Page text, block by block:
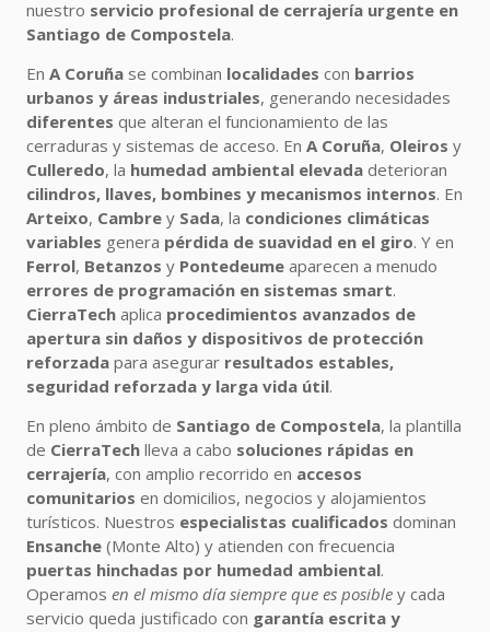
nuestro servicio profesional de cerrajería urgente en
Santiago de Compostela.
En A Coruña se combinan localidades con barrios
urbanos y áreas industriales, generando necesidades
diferentes que alteran el funcionamiento de las
cerraduras y sistemas de acceso. En A Coruña, Oleiros y
Culleredo, la humedad ambiental elevada deterioran
cilindros, llaves, bombines y mecanismos internos. En
Arteixo, Cambre y Sada, la condiciones climáticas
variables genera pérdida de suavidad en el giro. Y en
Ferrol, Betanzos y Pontedeume aparecen a menudo
errores de programación en sistemas smart.
CierraTech aplica procedimientos avanzados de
apertura sin daños y dispositivos de protección
reforzada para asegurar resultados estables,
seguridad reforzada y larga vida útil.
En pleno ámbito de Santiago de Compostela, la plantilla
de CierraTech lleva a cabo soluciones rápidas en
cerrajería, con amplio recorrido en accesos
comunitarios en domicilios, negocios y alojamientos
turísticos. Nuestros especialistas cualificados dominan
Ensanche (Monte Alto) y atienden con frecuencia
puertas hinchadas por humedad ambiental.
Operamos en el mismo día siempre que es posible y cada
servicio queda justificado con garantía escrita y